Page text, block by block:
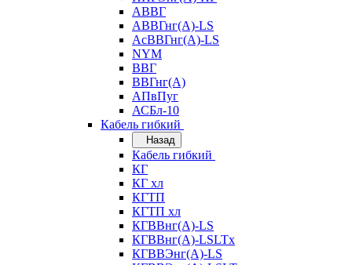
АВВГ
АВВГнг(А)-LS
АсВВГнг(А)-LS
NYM
ВВГ
ВВГнг(А)
АПвПуг
АСБл-10
Кабель гибкий
Назад
Кабель гибкий
КГ
КГ хл
КГТП
КГТП хл
КГВВнг(А)-LS
КГВВнг(А)-LSLTx
КГВВЭнг(А)-LS